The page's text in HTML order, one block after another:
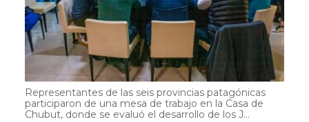
Representantes de las seis provincias patagónicas
participaron de una mesa de trabajo en la Casa de
Chubut, donde se evaluó el desarrollo de los J...